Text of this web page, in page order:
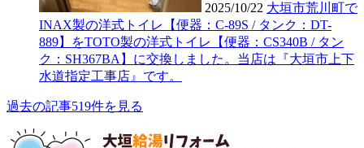
2025/10/22 大垣市荒川町で
INAX製の洋式トイレ【便器：C-89S / タンク：DT-
889】をTOTO製の洋式トイレ【便器：CS340B / タン
ク：SH367BA】に交換しました。当店は『大垣市上下
水道指定工事店』です。
過去の記事519件を見る